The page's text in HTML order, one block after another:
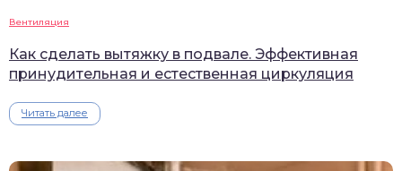
Вентиляция
Как сделать вытяжку в подвале. Эффективная
принудительная и естественная циркуляция
Читать далее